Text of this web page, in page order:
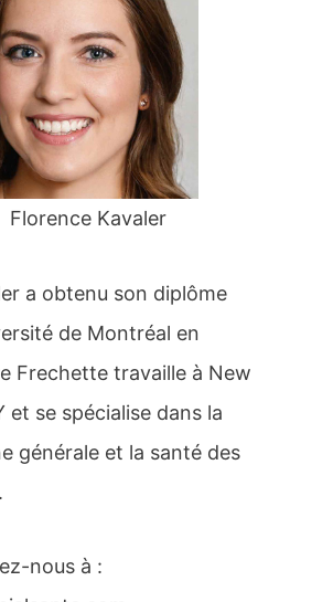
Florence Kavaler
a obtenu son diplôme
de Montréal en
Frechette travaille à New
et se spécialise dans la
générale et la santé des
nous à :